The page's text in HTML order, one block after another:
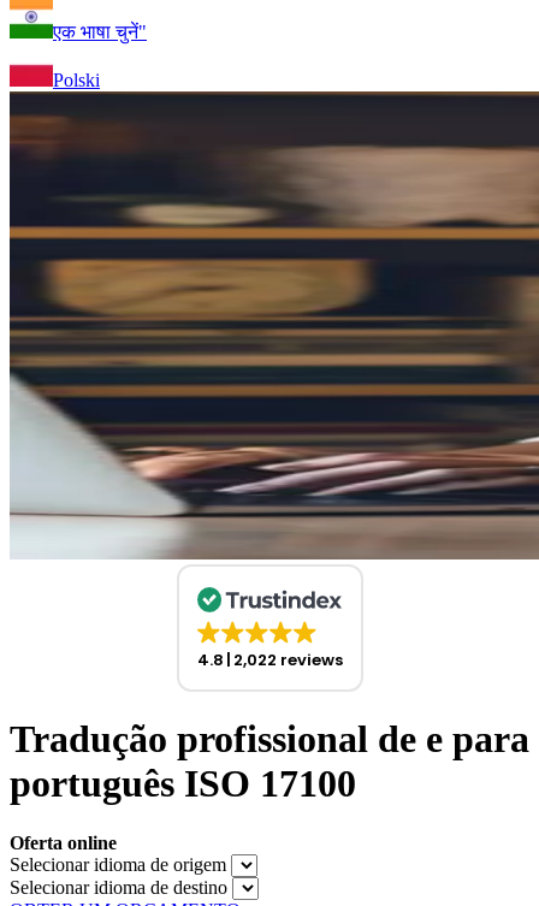
एक भाषा चुनें"
Polski
4.8 2,022 reviews
Tradução profissional de e para
português ISO 17100
Oferta online
Selecionar idioma de origem
Selecionar idioma de destino